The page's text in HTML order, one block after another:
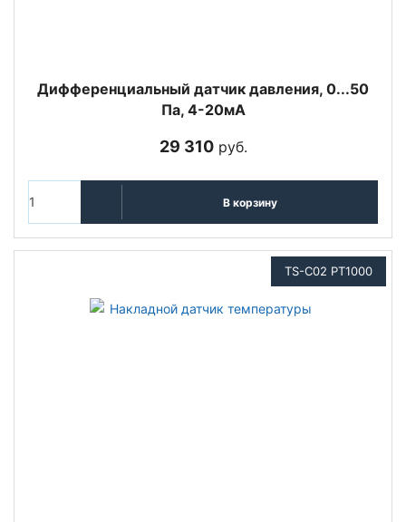
Дифференциальный датчик давления, 0...50
Па, 4-20мА
29 310руб.
В корзину
TS-C02 PT1000